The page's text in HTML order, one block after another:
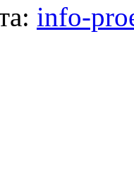
info-